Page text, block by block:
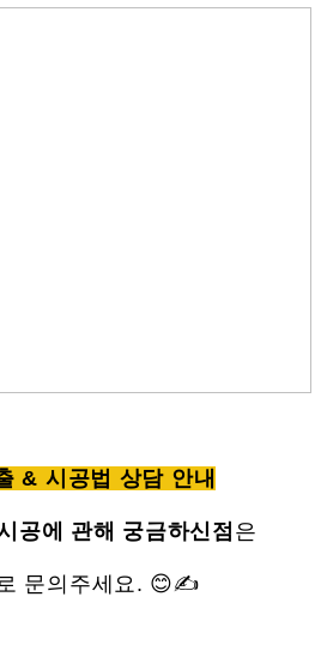
& 시공법 상담 안내
공에 관해 궁금하신점 은
문의주세요. 😊✍